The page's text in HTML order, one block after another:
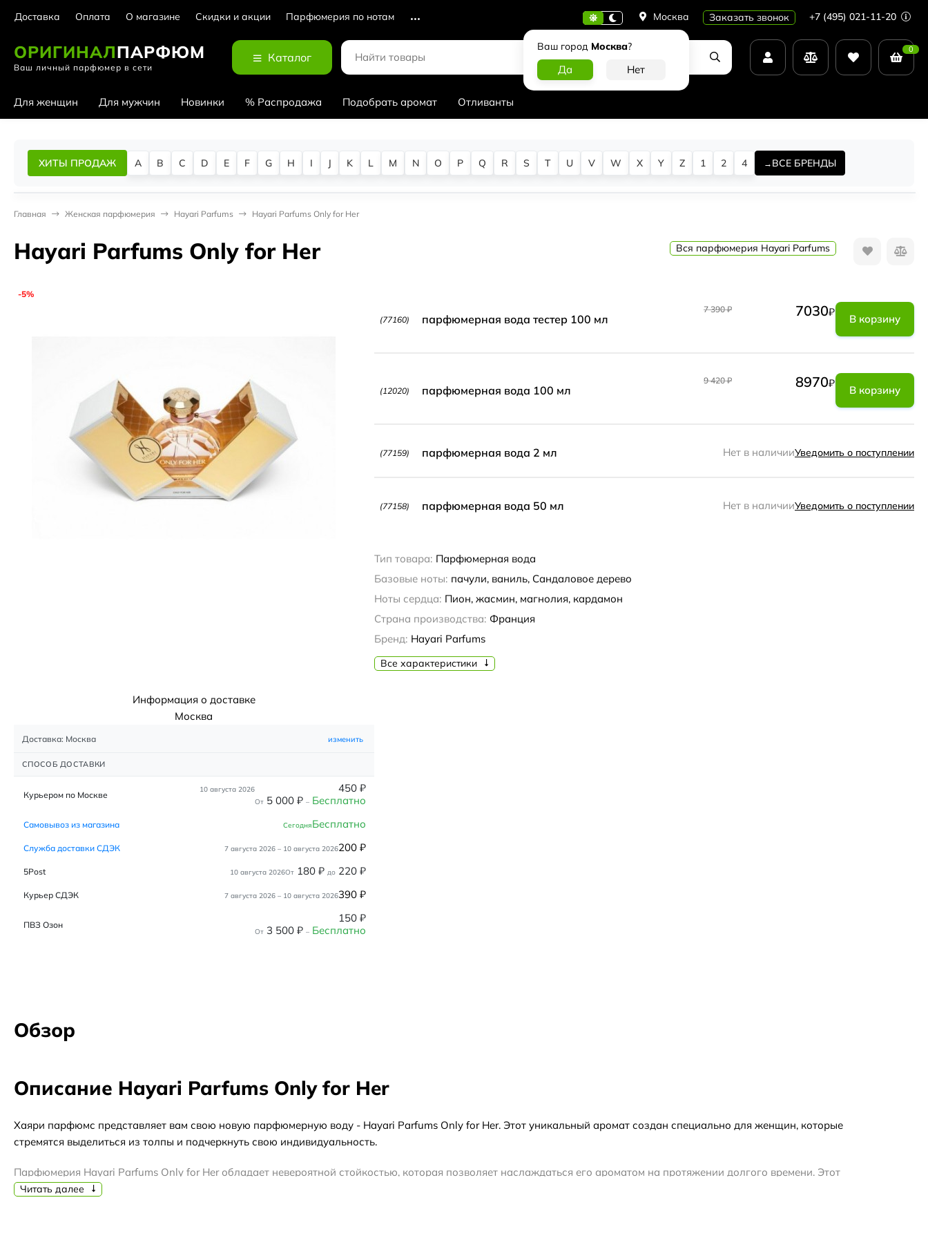
Доставка Оплата О магазине Скидки и акции Парфюмерия по нотам Москва
Ваш город Москва?
Заказать звонок +7 (495) 021-11-20
ОРИГИНАЛПАРФЮМ
Ваш личный парфюмер в сети
Каталог
0
Для женщин Для мужчин Новинки % Распродажа Подобрать аромат Отливанты
ХИТЫ ПРОДАЖ A B C D E F G H I J K L M N O P Q R S T U V W X Y Z 1 2 4 ВСЕ БРЕНДЫ
Главная Женская парфюмерия Hayari Parfums Hayari Parfums Only for Her
Hayari Parfums Only for Her Вся парфюмерия Hayari Parfums
-5%
(77160) парфюмерная вода тестер 100 мл
7 390₽ 7030₽
В корзину
(12020) парфюмерная вода 100 мл
9 420₽ 8970₽
В корзину
(77159) парфюмерная вода 2 мл Нет в наличииУведомить о поступлении
(77158) парфюмерная вода 50 мл Нет в наличииУведомить о поступлении
Тип товара: Парфюмерная вода
Базовые ноты: пачули, ваниль, Сандаловое дерево
Ноты сердца: Пион, жасмин, магнолия, кардамон
Страна производства: Франция
Бренд: Hayari Parfums
Все характеристики
Информация о доставке
Москва
Доставка: Москва изменить
СПОСОБ ДОСТАВКИ
Курьером по Москве 10 августа 2026 450 ₽
От 5 000 ₽ – Бесплатно
Самовывоз из магазина СегодняБесплатно
Служба доставки СДЭК 7 августа 2026 – 10 августа 2026200 ₽
5Post 10 августа 2026От 180 ₽ до 220 ₽
Курьер СДЭК 7 августа 2026 – 10 августа 2026390 ₽
ПВЗ Озон 150 ₽
От 3 500 ₽ – Бесплатно
Обзор
Описание Hayari Parfums Only for Her
Хаяри парфюмс представляет вам свою новую парфюмерную воду - Hayari Parfums Only for Her. Этот уникальный аромат создан специально для женщин, которые
стремятся выделиться из толпы и подчеркнуть свою индивидуальность.
Парфюмерия Hayari Parfums Only for Her обладает невероятной стойкостью, которая позволяет наслаждаться его ароматом на протяжении долгого времени. Этот
аромат идеально подходит для осеннего и зимнего сезонов, когда его теплые и уютные ноты раскрываются во всей красе.
Читать далее